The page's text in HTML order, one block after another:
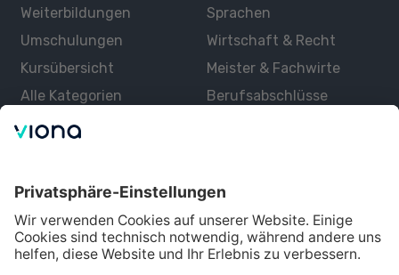
Weiterbildungen
Umschulungen
Kursübersicht
Alle Kategorien
Sprachen
Wirtschaft & Recht
Meister & Fachwirte
Berufsabschlüsse
Über uns
Lernen mit Viona
Alle Partner
Partner werden